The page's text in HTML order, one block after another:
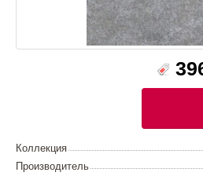
Коллекция
Производитель